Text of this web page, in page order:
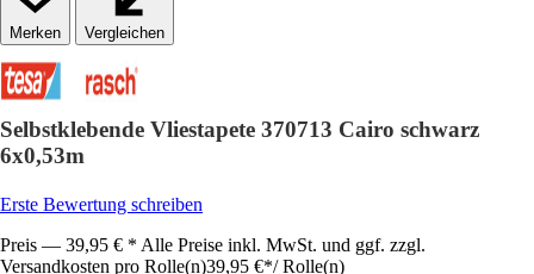
Vergleichen
Selbstklebende Vliestapete 370713 Cairo schwarz
6x0,53m
Erste Bewertung schreiben
Preis — 39,95 € * Alle Preise inkl. MwSt. und ggf. zzgl.
Versandkosten pro Rolle(n)39,95 €*/ Rolle(n)